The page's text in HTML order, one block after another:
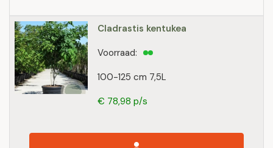
Cladrastis kentukea
100-125 cm 7,5L
Voorraad:
€ 78,98 p/s